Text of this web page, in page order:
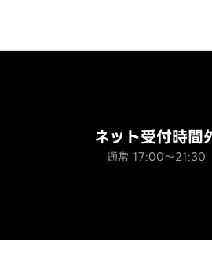
ネット受付時間
通常 17:00～21:30